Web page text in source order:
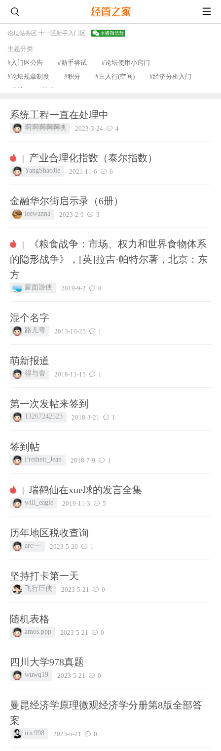
论坛站务区 十一区新手入门区
主题分类
#入门区公告
#新手尝试
#论坛使用小窍门
#论坛规章制度
#积分 #三人行(空间)
#经济分析入门
#求助
#其他
系统工程一直在处理中
啊啊啊啊啊噢 2023-3-24 4
| 产业合理化指数（泰尔指数）
YangShaoJie 2021-11-6 6
金融华尔街启示录（6册）
leewanna 2023-2-9 3
|
《粮食战争：市场、权力和世界食物体系
的隐形战争》，[英]拉吉·帕特尔著，北京：东
方
蒙面游侠 2019-9-2 8
混个名字
路儿弯 2013-10-25 1
萌新报道
得与舍 2018-11-15 1
第一次发帖来签到
13267242523 2018-3-21 1
签到帖
Freiheit_Jean 2018-7-9 1
| 瑞鹤仙在xue球的发言全集
will_eagle 2019-11-3 5
历年地区税收查询
arc~~ 2023-5-20 1
坚持打卡第一天
飞行巨侠 2023-5-21 0
随机表格
amos.ppp 2023-5-21 0
四川大学978真题
wuwq19 2023-5-21 0
曼昆经济学原理微观经济学分册第8版全部答
案
iric998 2023-5-21 0